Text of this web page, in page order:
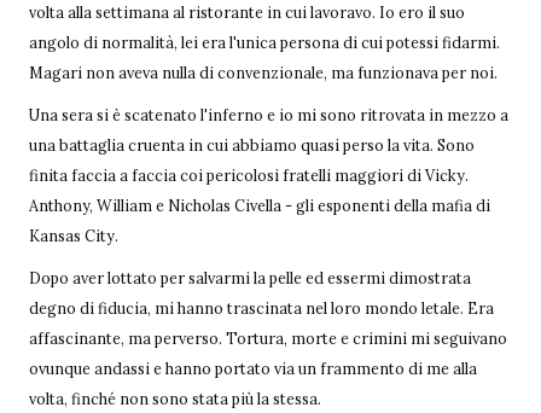
volta alla settimana al ristorante in cui lavoravo. Io ero il suo
angolo di normalità, lei era l'unica persona di cui potessi fidarmi.
Magari non aveva nulla di convenzionale, ma funzionava per noi.
Una sera si è scatenato l'inferno e io mi sono ritrovata in mezzo a
una battaglia cruenta in cui abbiamo quasi perso la vita. Sono
finita faccia a faccia coi pericolosi fratelli maggiori di Vicky.
Anthony, William e Nicholas Civella - gli esponenti della mafia di
Kansas City.
Dopo aver lottato per salvarmi la pelle ed essermi dimostrata
degno di fiducia, mi hanno trascinata nel loro mondo letale. Era
affascinante, ma perverso. Tortura, morte e crimini mi seguivano
ovunque andassi e hanno portato via un frammento di me alla
volta, finché non sono stata più la stessa.